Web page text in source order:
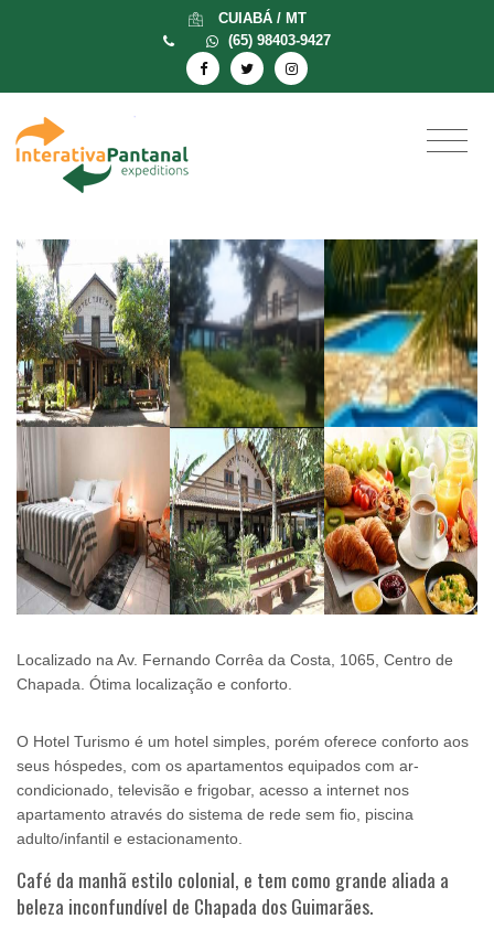
CUIABÁ / MT
(65) 98403-9427
Localizado na Av. Fernando Corrêa da Costa, 1065, Centro de
Chapada. Ótima localização e conforto.
O Hotel Turismo é um hotel simples, porém oferece conforto aos
seus hóspedes, com os apartamentos equipados com ar-
condicionado, televisão e frigobar, acesso a internet nos
apartamento através do sistema de rede sem fio, piscina
adulto/infantil e estacionamento.
Café da manhã estilo colonial, e tem como grande aliada a
beleza inconfundível de Chapada dos Guimarães.